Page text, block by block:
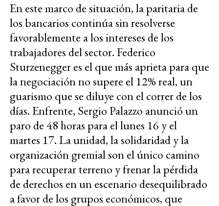
En este marco de situación, la paritaria de
los bancarios continúa sin resolverse
favorablemente a los intereses de los
trabajadores del sector. Federico
Sturzenegger es el que más aprieta para que
la negociación no supere el 12% real, un
guarismo que se diluye con el correr de los
días. Enfrente, Sergio Palazzo anunció un
paro de 48 horas para el lunes 16 y el
martes 17. La unidad, la solidaridad y la
organización gremial son el único camino
para recuperar terreno y frenar la pérdida
de derechos en un escenario desequilibrado
a favor de los grupos económicos, que